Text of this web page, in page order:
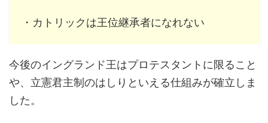
・カトリックは王位継承者になれない
今後のイングランド王はプロテスタントに限ること
や、立憲君主制のはしりといえる仕組みが確立しま
した。